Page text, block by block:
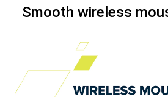
Smooth wireless